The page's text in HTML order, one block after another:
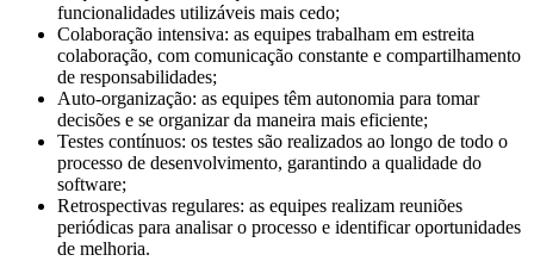
funcionalidades utilizáveis mais cedo;
Colaboração intensiva: as equipes trabalham em estreita
colaboração, com comunicação constante e compartilhamento
de responsabilidades;
Auto-organização: as equipes têm autonomia para tomar
decisões e se organizar da maneira mais eficiente;
Testes contínuos: os testes são realizados ao longo de todo o
processo de desenvolvimento, garantindo a qualidade do
software;
Retrospectivas regulares: as equipes realizam reuniões
periódicas para analisar o processo e identificar oportunidades
de melhoria.